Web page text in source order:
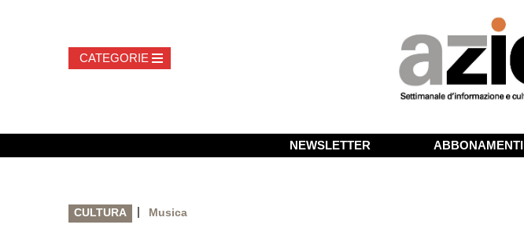
NEWSLETTER ABBONAMENTI
CULTURA | Musica